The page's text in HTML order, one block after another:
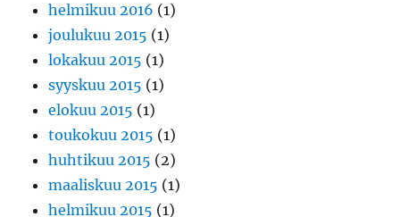
helmikuu 2016 (1)
joulukuu 2015 (1)
lokakuu 2015 (1)
syyskuu 2015 (1)
elokuu 2015 (1)
toukokuu 2015 (1)
huhtikuu 2015 (2)
maaliskuu 2015 (1)
helmikuu 2015 (1)